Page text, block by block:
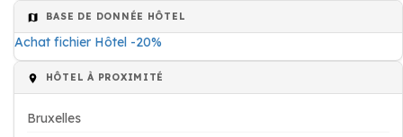
BASE DE DONNÉE HÔTEL
Achat fichier Hôtel -20%
HÔTEL À PROXIMITÉ
Bruxelles